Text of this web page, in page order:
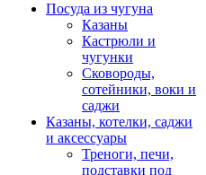
Посуда из чугуна
Казаны
Кастрюли и
чугунки
Сковороды,
сотейники, воки и
саджи
Казаны, котелки, саджи
и аксессуары
Треноги, печи,
подставки под